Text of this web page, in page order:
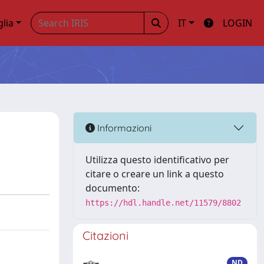
IT LOGIN
Informazioni
Utilizza questo identificativo per
citare o creare un link a questo
documento:
https://hdl.handle.net/11579/8802
Citazioni